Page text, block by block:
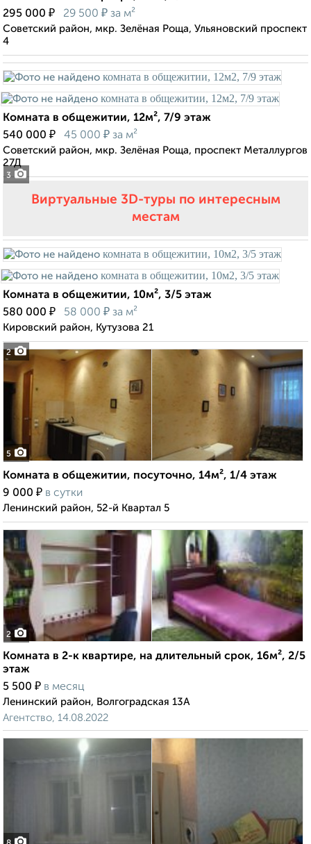
295 000 ₽ 29 500 ₽ за м²
Советский район, мкр. Зелёная Роща, Ульяновский проспект
4
3
Комната в общежитии, 12м², 7/9 этаж
540 000 ₽ 45 000 ₽ за м²
Советский район, мкр. Зелёная Роща, проспект Металлургов
27Д
Виртуальные 3D-туры по интересным
местам
2
Комната в общежитии, 10м², 3/5 этаж
580 000 ₽ 58 000 ₽ за м²
Кировский район, Кутузова 21
5
Комната в общежитии, посуточно, 14м², 1/4 этаж
9 000 ₽ в сутки
Ленинский район, 52-й Квартал 5
2
Комната в 2-к квартире, на длительный срок, 16м², 2/5
этаж
5 500 ₽ в месяц
Ленинский район, Волгоградская 13А
Агентство, 14.08.2022